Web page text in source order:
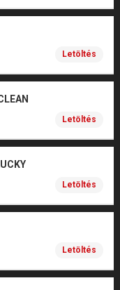
Letöltés
Letöltés
Letöltés
Letöltés